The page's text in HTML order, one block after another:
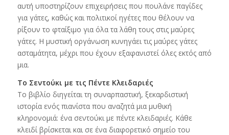
αυτή υποστηρίζουν επιχειρήσεις που πουλάνε παγίδες
για γάτες, καθώς και πολιτικοί ηγέτες που θέλουν να
ρίξουν το φταίξιμο για όλα τα λάθη τους στις μαύρες
γάτες. Η μυστική οργάνωση κυνηγάει τις μαύρες γάτες
ασταμάτητα, μέχρι που έχουν εξαφανιστεί όλες εκτός από
μια.
Το Σεντούκι με τις Πέντε Κλειδαριές
Το βιβλίο διηγείται τη συναρπαστική, ξεκαρδιστική
ιστορία ενός πιανίστα που αναζητά μια μυθική
κληρονομιά: ένα σεντούκι με πέντε κλειδαριές. Κάθε
κλειδί βρίσκεται και σε ένα διαφορετικό σημείο του